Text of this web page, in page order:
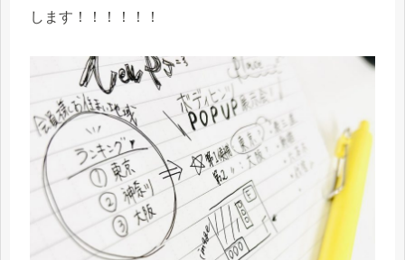
します！！！！！！